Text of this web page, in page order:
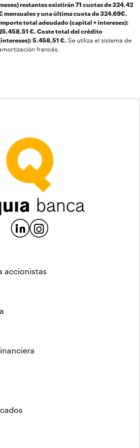
restantes existirán 71 cuotas de 324,42
mensuales y una última cuota de 324,69€.
total adeudado (capital + intereses):
€. Coste total del crédito
5.458,51 €. Se utiliza el sistema de
francés.
accionistas